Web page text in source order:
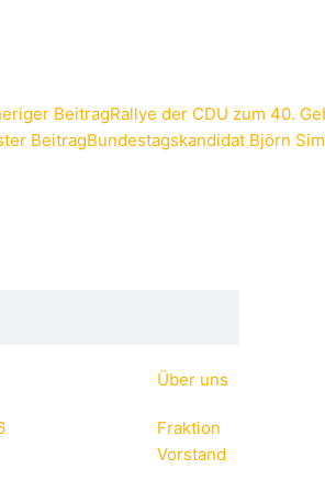
BeitragRallye der CDU zum 40.
BeitragBundestagskandidat Björn
Über uns
Fraktion
Vorstand